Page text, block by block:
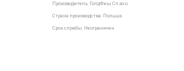
Производитель: ГолдФиш Сп.зо.о.
Страна производства: Польша
Срок службы: Неограничен